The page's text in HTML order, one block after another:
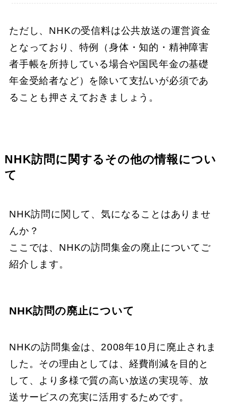
ただし、NHKの受信料は公共放送の運営資金
となっており、特例（身体・知的・精神障害
者手帳を所持している場合や国民年金の基礎
年金受給者など）を除いて支払いが必須であ
ることも押さえておきましょう。
NHK訪問に関するその他の情報につい
て
NHK訪問に関して、気になることはありませ
んか？
ここでは、NHKの訪問集金の廃止についてご
紹介します。
NHK訪問の廃止について
NHKの訪問集金は、2008年10月に廃止されま
した。その理由としては、経費削減を目的と
して、より多様で質の高い放送の実現等、放
送サービスの充実に活用するためです。